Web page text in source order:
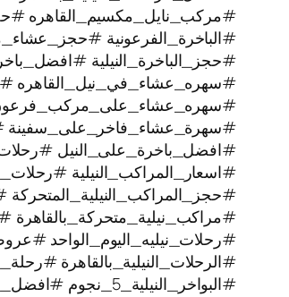
#مركب_نايل_مكسيم_القاهره
#الباخرة_الفرعونية
#حجز_الباخرة_النيلية
#سهره_عشاء_في_نيل_القاهره‏
#سهرة_عشاء_فاخر_على_سفينة
#افضل_باخرة_على_النيل
#اسعار_المراكب_النيلية
#مراكب_نيلية_متحركة_بالقاهرة
#رحلات_نيليه_اليوم_الواحد
#الرحلات_النيلية_بالقاهرة
#البواخر_النيلية_5_نجوم #افضل_اسعار_حجز_رحلات_نيليه #رحلة_نيلية